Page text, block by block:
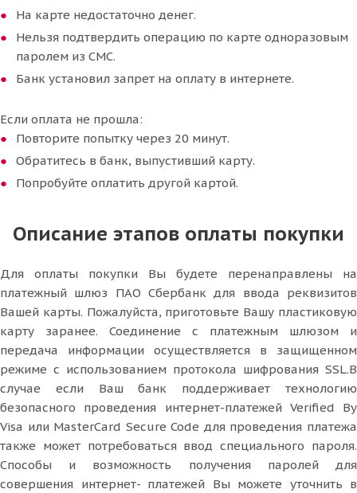
На карте недостаточно денег.
Нельзя подтвердить операцию по карте одноразовым
паролем из СМС.
Банк установил запрет на оплату в интернете.
Если оплата не прошла:
Повторите попытку через 20 минут.
Обратитесь в банк, выпустивший карту.
Попробуйте оплатить другой картой.
Описание этапов оплаты покупки
Для оплаты покупки Вы будете перенаправлены на
платежный шлюз ПАО Сбербанк для ввода реквизитов
Вашей карты. Пожалуйста, приготовьте Вашу пластиковую
карту заранее. Соединение с платежным шлюзом и
передача информации осуществляется в защищенном
режиме с использованием протокола шифрования SSL.В
случае если Ваш банк поддерживает технологию
безопасного проведения интернет-платежей Verified By
Visa или MasterCard Secure Code для проведения платежа
также может потребоваться ввод специального пароля.
Способы и возможность получения паролей для
совершения интернет- платежей Вы можете уточнить в